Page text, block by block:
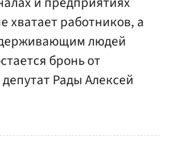
хватает работников, а
людей
бронь от
Рады Алексей